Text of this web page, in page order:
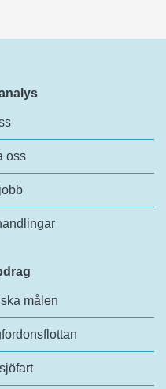
oss
målen